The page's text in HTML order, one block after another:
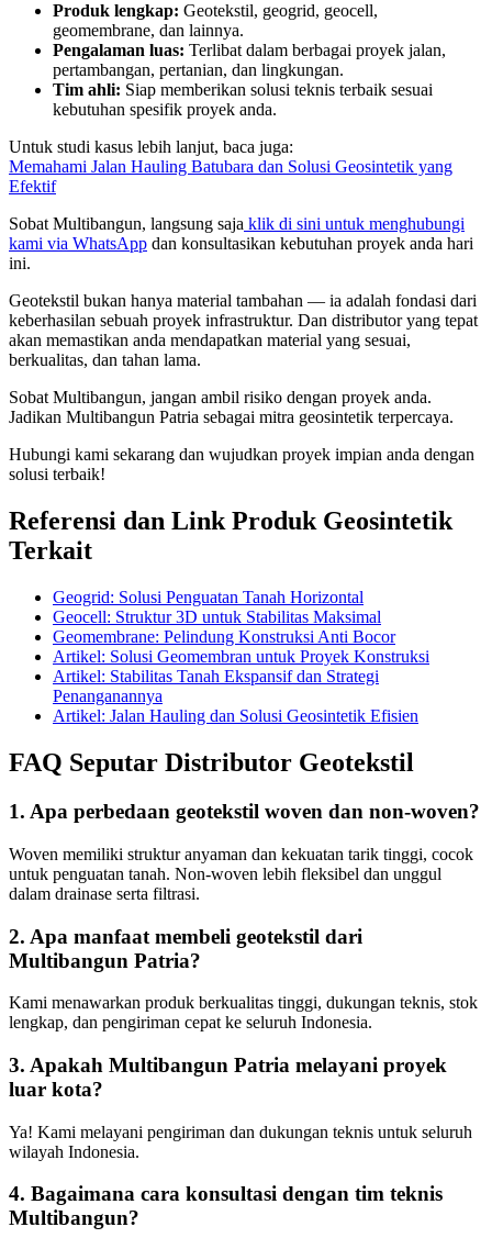
Produk lengkap: Geotekstil, geogrid, geocell,
geomembrane, dan lainnya.
Pengalaman luas: Terlibat dalam berbagai proyek jalan,
pertambangan, pertanian, dan lingkungan.
Tim ahli: Siap memberikan solusi teknis terbaik sesuai
kebutuhan spesifik proyek anda.
Untuk studi kasus lebih lanjut, baca juga:
Memahami Jalan Hauling Batubara dan Solusi Geosintetik yang
Efektif
Sobat Multibangun, langsung saja klik di sini untuk menghubungi
kami via WhatsApp dan konsultasikan kebutuhan proyek anda hari
ini.
Geotekstil bukan hanya material tambahan — ia adalah fondasi dari
keberhasilan sebuah proyek infrastruktur. Dan distributor yang tepat
akan memastikan anda mendapatkan material yang sesuai,
berkualitas, dan tahan lama.
Sobat Multibangun, jangan ambil risiko dengan proyek anda.
Jadikan Multibangun Patria sebagai mitra geosintetik terpercaya.
Hubungi kami sekarang dan wujudkan proyek impian anda dengan
solusi terbaik!
Referensi dan Link Produk Geosintetik
Terkait
Geogrid: Solusi Penguatan Tanah Horizontal
Geocell: Struktur 3D untuk Stabilitas Maksimal
Geomembrane: Pelindung Konstruksi Anti Bocor
Artikel: Solusi Geomembran untuk Proyek Konstruksi
Artikel: Stabilitas Tanah Ekspansif dan Strategi
Penanganannya
Artikel: Jalan Hauling dan Solusi Geosintetik Efisien
FAQ Seputar Distributor Geotekstil
1. Apa perbedaan geotekstil woven dan non-woven?
Woven memiliki struktur anyaman dan kekuatan tarik tinggi, cocok
untuk penguatan tanah. Non-woven lebih fleksibel dan unggul
dalam drainase serta filtrasi.
2. Apa manfaat membeli geotekstil dari
Multibangun Patria?
Kami menawarkan produk berkualitas tinggi, dukungan teknis, stok
lengkap, dan pengiriman cepat ke seluruh Indonesia.
3. Apakah Multibangun Patria melayani proyek
luar kota?
Ya! Kami melayani pengiriman dan dukungan teknis untuk seluruh
wilayah Indonesia.
4. Bagaimana cara konsultasi dengan tim teknis
Multibangun?